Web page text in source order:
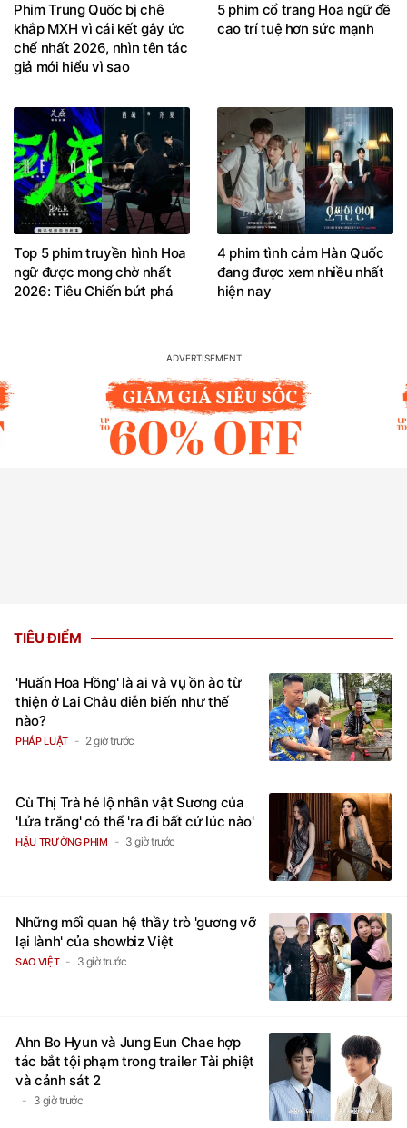
Phim Trung Quốc bị chê
khắp MXH vì cái kết gây ức
chế nhất 2026, nhìn tên tác
giả mới hiểu vì sao
5 phim cổ trang Hoa ngữ đề
cao trí tuệ hơn sức mạnh
Top 5 phim truyền hình Hoa
ngữ được mong chờ nhất
2026: Tiêu Chiến bứt phá
4 phim tình cảm Hàn Quốc
đang được xem nhiều nhất
hiện nay
TIÊU ĐIỂM
'Huấn Hoa Hồng' là ai và vụ ồn ào từ
thiện ở Lai Châu diễn biến như thế
nào?
PHÁP LUẬT 2 giờ trước
Cù Thị Trà hé lộ nhân vật Sương của
'Lửa trắng' có thể 'ra đi bất cứ lúc nào'
HẬU TRƯỜNG PHIM 3 giờ trước
Những mối quan hệ thầy trò 'gương vỡ
lại lành' của showbiz Việt
SAO VIỆT 3 giờ trước
Ahn Bo Hyun và Jung Eun Chae hợp
tác bắt tội phạm trong trailer Tài phiệt
và cảnh sát 2
3 giờ trước